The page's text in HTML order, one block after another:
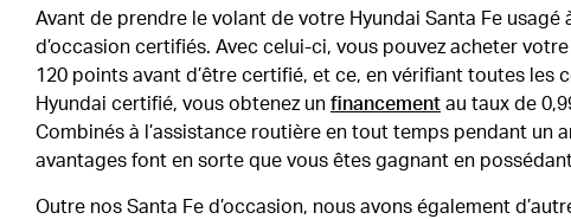
Avant de prendre le volant de votre Hyundai Santa Fe
d’occasion certifiés. Avec celui-ci, vous pouvez acheter
120 points avant d’être certifié, et ce, en vérifiant toutes les
Hyundai certifié, vous obtenez un financement au taux de
Combinés à l’assistance routière en tout temps pendant un
avantages font en sorte que vous êtes gagnant en
Outre nos Santa Fe d’occasion, nous avons également